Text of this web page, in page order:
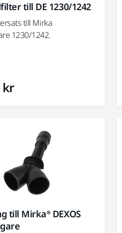
till DE 1230/1242
till Mirka
1230/1242.
kr
till Mirka® DEXOS